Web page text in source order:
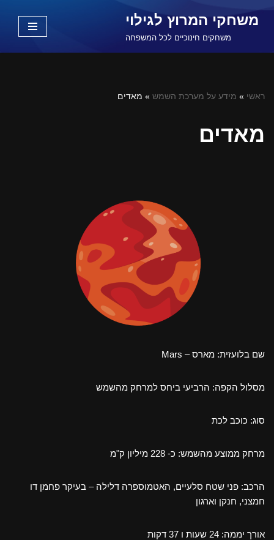
משחקי המרוץ לגילוי
משחקים חינוכיים לכל המשפחה
ראשי » מידע על מערכת השמש » מאדים
מאדים
שם בלועזית: מארס – Mars
מסלול הקפה: הרביעי ביחס למרחק מהשמש
סוג: כוכב לכת
מרחק ממוצע מהשמש: כ- 228 מיליון ק"מ
הרכב: פני שטח סלעיים, האטמוספרה דלילה – בעיקר פחמן דו
חמצני, חנקן וארגון
אורך יממה: 24 שעות ו 37 דקות